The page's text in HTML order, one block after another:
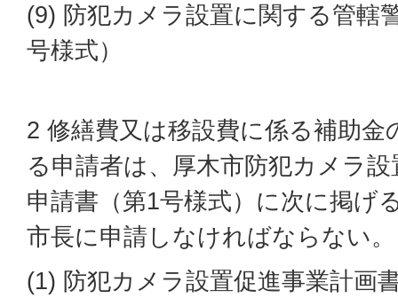
(9) 防犯カメラ設置に関する管轄
号様式）
2 修繕費又は移設費に係る補助
る申請者は、厚木市防犯カメラ
申請書（第1号様式）に次に掲げ
市長に申請しなければならない。
(1) 防犯カメラ設置促進事業計画